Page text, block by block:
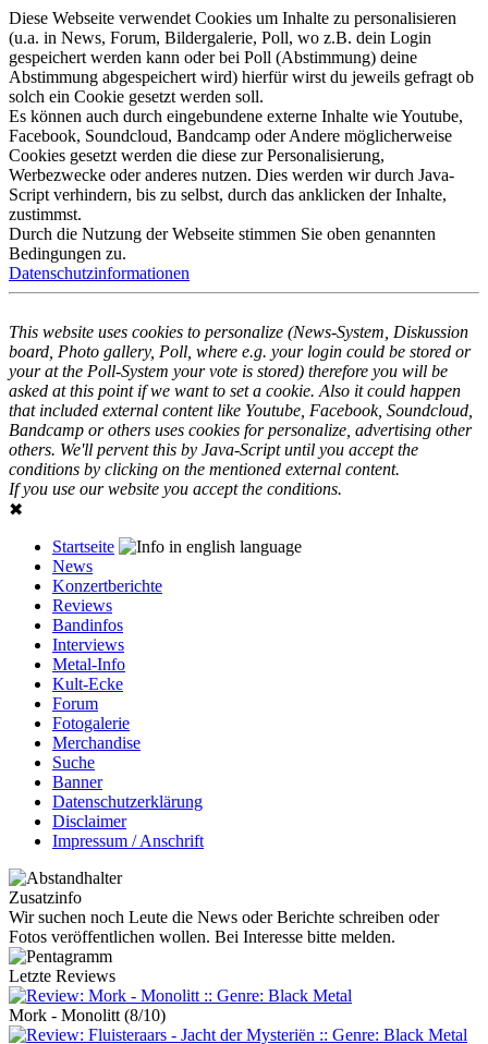
Diese Webseite verwendet Cookies um Inhalte zu personalisieren
(u.a. in News, Forum, Bildergalerie, Poll, wo z.B. dein Login
gespeichert werden kann oder bei Poll (Abstimmung) deine
Abstimmung abgespeichert wird) hierfür wirst du jeweils gefragt ob
solch ein Cookie gesetzt werden soll.
Es können auch durch eingebundene externe Inhalte wie Youtube,
Facebook, Soundcloud, Bandcamp oder Andere möglicherweise
Cookies gesetzt werden die diese zur Personalisierung,
Werbezwecke oder anderes nutzen. Dies werden wir durch Java-
Script verhindern, bis zu selbst, durch das anklicken der Inhalte,
zustimmst.
Durch die Nutzung der Webseite stimmen Sie oben genannten
Bedingungen zu.
Datenschutzinformationen
This website uses cookies to personalize (News-System, Diskussion
board, Photo gallery, Poll, where e.g. your login could be stored or
your at the Poll-System your vote is stored) therefore you will be
asked at this point if we want to set a cookie. Also it could happen
that included external content like Youtube, Facebook, Soundcloud,
Bandcamp or others uses cookies for personalize, advertising other
others. We'll pervent this by Java-Script until you accept the
conditions by clicking on the mentioned external content.
If you use our website you accept the conditions.
✖
Startseite
News
Konzertberichte
Reviews
Bandinfos
Interviews
Metal-Info
Kult-Ecke
Forum
Fotogalerie
Merchandise
Suche
Banner
Datenschutzerklärung
Disclaimer
Impressum / Anschrift
Zusatzinfo
Wir suchen noch Leute die News oder Berichte schreiben oder
Fotos veröffentlichen wollen. Bei Interesse bitte melden.
Letzte Reviews
Mork - Monolitt (8/10)